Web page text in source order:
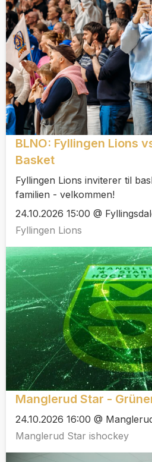
BLNO: Fyllingen Lions
Basket
Fyllingen Lions inviterer til
familien - velkommen!
24.10.2026 15:00 @
Fyllingen Lions
Manglerud Star -
24.10.2026 16:00 @
Manglerud Star ishockey